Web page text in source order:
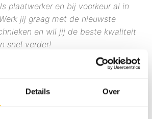
Details Over
plaatwerker en bij voorkeur al in
jij graag met de nieuwste
en wil jij de beste kwaliteit
snel verder!
jij wat de beste oplossing is